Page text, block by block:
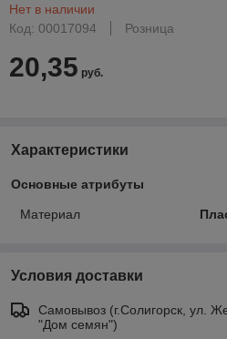
Нет в наличии
Код: 00017094
Розница
20,35 руб.
Характеристики
Основные атрибуты
Материал
Условия доставки
Самовывоз (г.Солигорск, ул.
"Дом семян")